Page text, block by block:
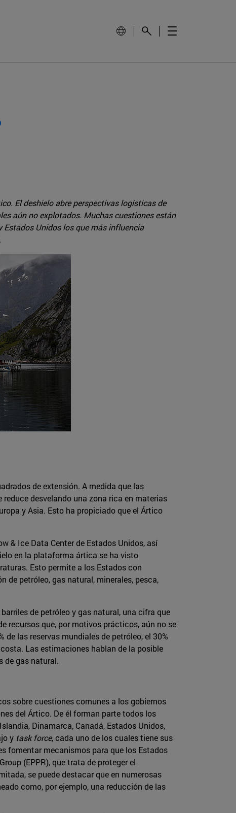
El deshielo abre perspectivas logísticas de
aún no explotados. Muchas cuestiones están
Estados Unidos los que más influencia
de extensión. A medida que las
desvelando una zona rica en materias
y Asia. Esto ha propiciado que el Ártico
& Ice Data Center de Estados Unidos, así
en la plataforma ártica se ha visto
Esto permite a los Estados con
de petróleo, gas natural, minerales, pesca,
de petróleo y gas natural, una cifra que
recursos que, por motivos prácticos, aún no se
las reservas mundiales de petróleo, el 30%
Las estimaciones hablan de la posible
de gas natural.
sobre cuestiones comunes a los gobiernos
del Ártico. De él forman parte todos los
Dinamarca, Canadá, Estados Unidos,
y task force, cada uno de los cuales tiene sus
fomentar mecanismos para que los Estados
(EPPR), que trata de proteger el
se puede destacar que en numerosas
como, por ejemplo, una reducción de las